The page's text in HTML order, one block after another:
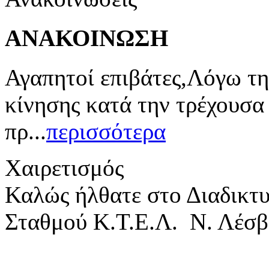
ΑΝΑΚΟΙΝΩΣΗ
Αγαπητοί επιβάτες,Λόγω
κίνησης κατά την
πρ...περισσότερα
Χαιρετισμός
Καλώς ήλθατε στο
Σταθμού Κ.Τ.Ε.Λ. Ν.